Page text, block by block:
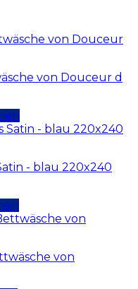
von Douceur d
- blau 220x240
von